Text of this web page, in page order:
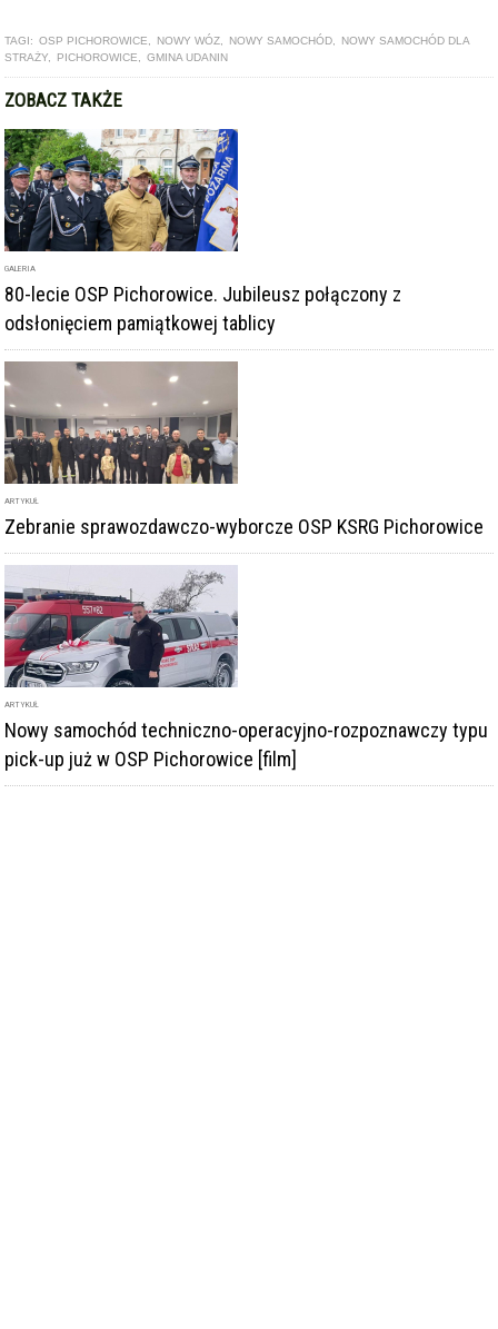
TAGI: OSP PICHOROWICE NOWY WÓZ NOWY SAMOCHÓD
NOWY SAMOCHÓD DLA
STRAŻY
PICHOROWICE GMINA UDANIN
ZOBACZ TAKŻE
GALERIA
80-lecie OSP Pichorowice. Jubileusz połączony z
odsłonięciem pamiątkowej tablicy
ARTYKUŁ
Zebranie sprawozdawczo-wyborcze OSP KSRG Pichorowice
ARTYKUŁ
Nowy samochód techniczno-operacyjno-rozpoznawczy typu
pick-up już w OSP Pichorowice [film]